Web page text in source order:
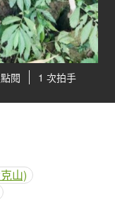
閱 1 次拍手
山)